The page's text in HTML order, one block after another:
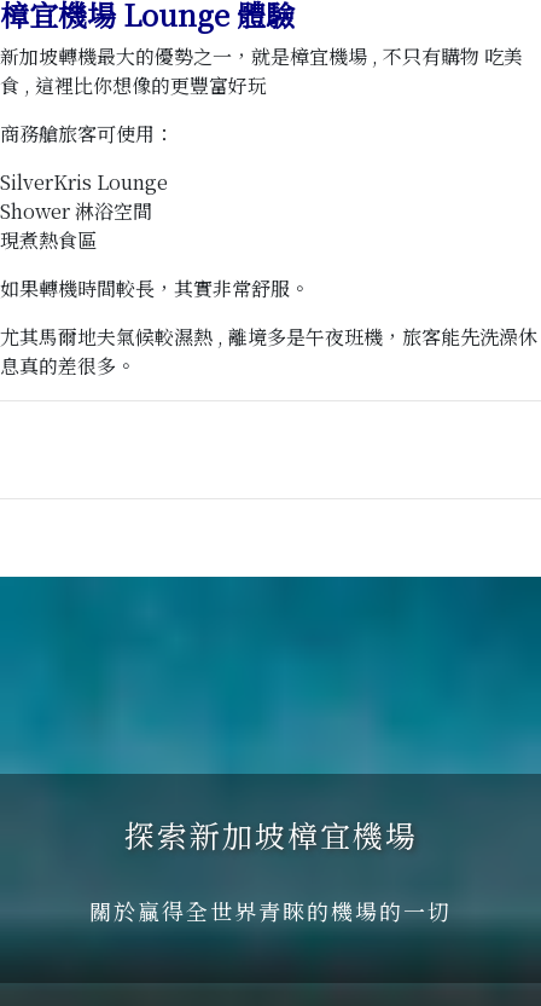
樟宜機場 Lounge 體驗
新加坡轉機最大的優勢之一，就是樟宜機場 , 不只有購物 吃美
食 , 這裡比你想像的更豐富好玩
商務艙旅客可使用：
SilverKris Lounge
Shower 淋浴空間
現煮熱食區
如果轉機時間較長，其實非常舒服。
尤其馬爾地夫氣候較濕熱 , 離境多是午夜班機，旅客能先洗澡休
息真的差很多。
探索新加坡樟宜機場
關於贏得全世界青睞的機場的一切